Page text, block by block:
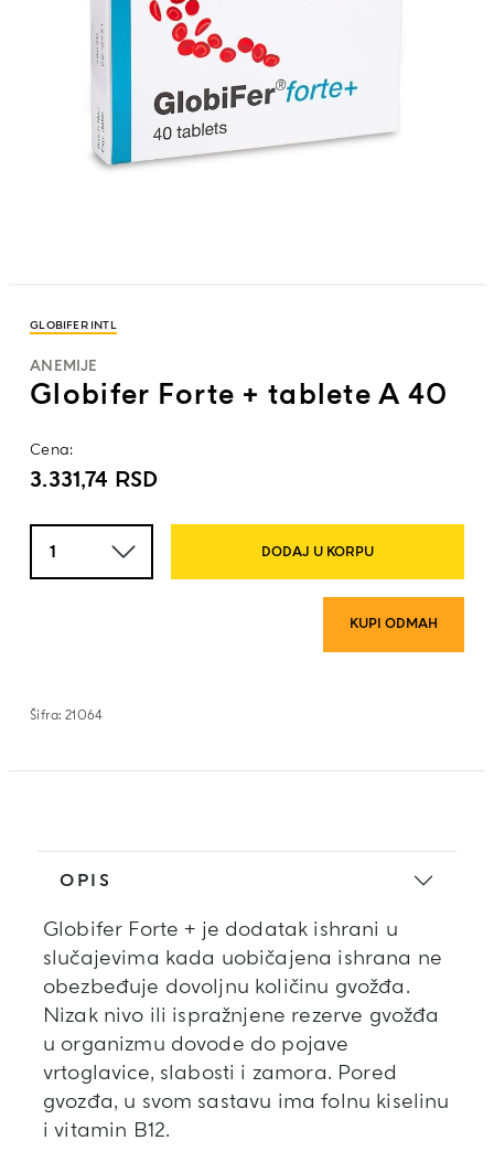
GLOBIFER INTL
ANEMIJE
Globifer Forte + tablete A 40
Cena:
3.331,74 RSD
DODAJ U KORPU
KUPI ODMAH
Šifra: 21064
OPIS
Globifer Forte + je dodatak ishrani u
slučajevima kada uobičajena ishrana ne
obezbeđuje dovoljnu količinu gvožđa.
Nizak nivo ili ispražnjene rezerve gvožđa
u organizmu dovode do pojave
vrtoglavice, slabosti i zamora. Pored
gvozđa, u svom sastavu ima folnu kiselinu
i vitamin B12.